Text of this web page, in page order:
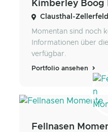
Kimberley Boog
Clausthal-
Momentan sind noch
Informationen über
verfügbar.
Portfolio ansehen
Fellnasen